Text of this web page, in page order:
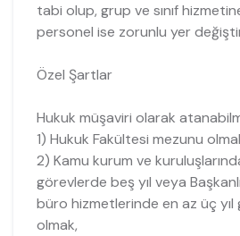
tabi olup, grup ve sınıf
personel ise zorunlu yer
Özel Şartlar
Hukuk müşaviri olarak
1) Hukuk Fakültesi mezunu
2) Kamu kurum ve
görevlerde beş yıl veya
büro hizmetlerinde en az üç yıl
olmak,